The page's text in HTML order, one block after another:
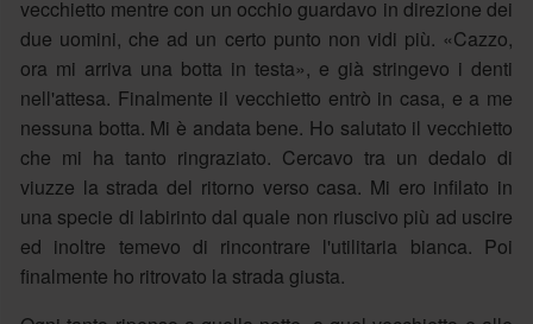
vecchietto mentre con un occhio guardavo in direzione dei
due uomini, che ad un certo punto non vidi più. «Cazzo,
ora mi arriva una botta in testa», e già stringevo i denti
nell'attesa. Finalmente il vecchietto entrò in casa, e a me
nessuna botta. Mi è andata bene. Ho salutato il vecchietto
che mi ha tanto ringraziato. Cercavo tra un dedalo di
viuzze la strada del ritorno verso casa. Mi ero infilato in
una specie di labirinto dal quale non riuscivo più ad uscire
ed inoltre temevo di rincontrare l'utilitaria bianca. Poi
finalmente ho ritrovato la strada giusta.